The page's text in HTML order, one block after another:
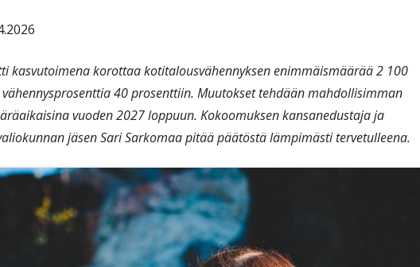
kasvutoimena korottaa kotitalousvähennyksen enimmäismäärää 2 100
40 prosenttiin. Muutokset tehdään mahdollisimman
vuoden 2027 loppuun. Kokoomuksen kansanedustaja ja
jäsen Sari Sarkomaa pitää päätöstä lämpimästi tervetulleena.